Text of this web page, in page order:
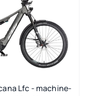
Lfc - machine-